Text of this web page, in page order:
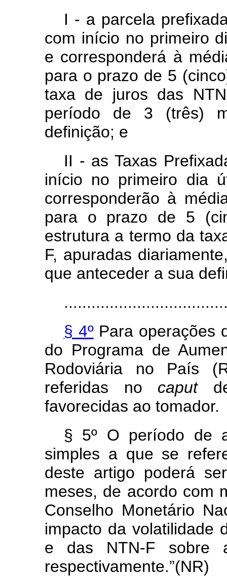
I - a parcela
com início no primeiro
e corresponderá à
para o prazo de 5
taxa de juros das
período de 3 (três)
definição; e
II - as Taxas
início no primeiro dia
corresponderão à
para o prazo de 5
estrutura a termo da
F, apuradas
que anteceder a sua
§ 4ºPara operações
do Programa de
Rodoviária no País
referidas no caput
favorecidas ao tomador.
§ 5º O período de
simples a que se
deste artigo poderá
meses, de acordo com
Conselho Monetário
impacto da volatilidade
e das NTN-F sobre
respectivamente.”(NR)